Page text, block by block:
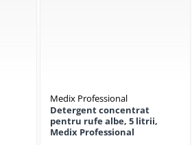
Medix Professional
Detergent concentrat
pentru rufe albe, 5 litrii,
Medix Professional